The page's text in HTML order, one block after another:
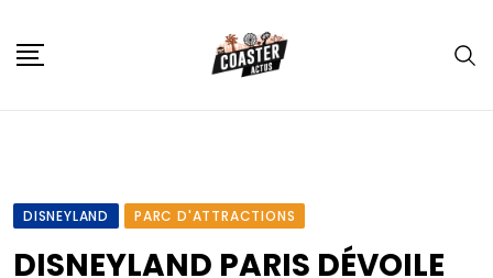
to
content
DISNEYLAND PARC D'ATTRACTIONS
DISNEYLAND PARIS DÉVOILE